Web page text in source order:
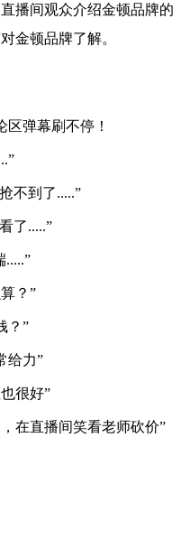
播间观众介绍金顿品牌的
金顿品牌了解。
弹幕刷不停！
不到了.....”
了.....”
.....”
？”
？”
给力”
很好”
在直播间笑看老师砍价”